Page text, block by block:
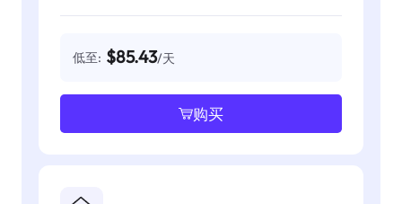
低至: $85.43/天
购买